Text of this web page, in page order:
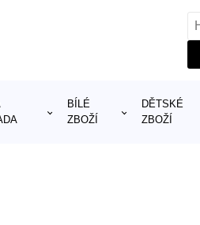
BÍLÉ
ZBOŽÍ
DĚTSKÉ
ZBOŽÍ